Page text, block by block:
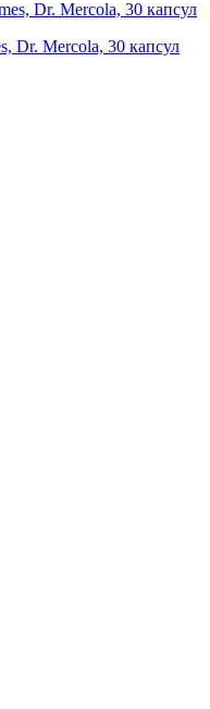
Dr. Mercola, 30 капсул